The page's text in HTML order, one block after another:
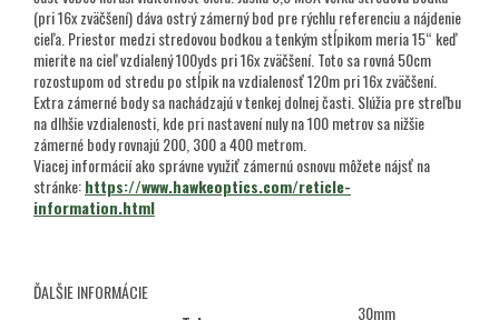
(pri 16x zväčšení) dáva ostrý zámerný bod pre rýchlu referenciu a nájdenie
cieľa. Priestor medzi stredovou bodkou a tenkým stĺpikom meria 15“ keď
mierite na cieľ vzdialený 100yds pri 16x zväčšení. Toto sa rovná 50cm
rozostupom od stredu po stĺpik na vzdialenosť 120m pri 16x zväčšení.
Extra zámerné body sa nachádzajú v tenkej dolnej časti. Slúžia pre streľbu
na dlhšie vzdialenosti, kde pri nastavení nuly na 100 metrov sa nižšie
zámerné body rovnajú 200, 300 a 400 metrom.
Viacej informácií ako správne využiť zámernú osnovu môžete nájsť na
stránke:https://www.hawkeoptics.com/reticle-
information.html
ĎALŠIE INFORMÁCIE
30mm